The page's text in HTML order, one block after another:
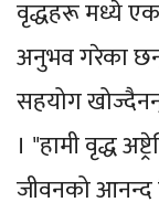
वृद्धहरू मध्ये
अनुभव गरेका
सहयोग
। "हामी वृद्ध
जीवनको आनन्द